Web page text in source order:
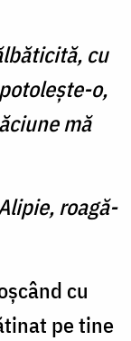
cu
o,
mă
roagă-
cu
pe tine